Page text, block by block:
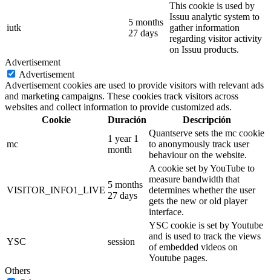
iutk
5 months
27 days
This cookie is used by
Issuu analytic system to
gather information
regarding visitor activity
on Issuu products.
Advertisement
Advertisement
Advertisement cookies are used to provide visitors with relevant ads
and marketing campaigns. These cookies track visitors across
websites and collect information to provide customized ads.
Cookie
Duración Descripción
mc
1 year 1
month
Quantserve sets the mc cookie
to anonymously track user
behaviour on the website.
VISITOR_INFO1_LIVE
5 months
27 days
A cookie set by YouTube to
measure bandwidth that
determines whether the user
gets the new or old player
interface.
YSC session
YSC cookie is set by Youtube
and is used to track the views
of embedded videos on
Youtube pages.
Others